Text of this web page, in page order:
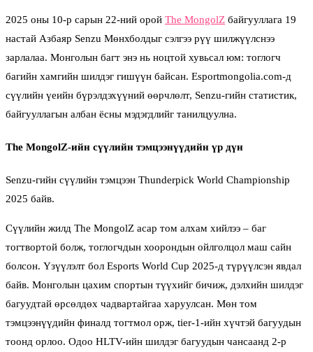
2025 оны 10-р сарын 22-ний орой The MongolZ байгууллага 19
настай Азбаяр Senzu Мөнхболдыг сэлгээ рүү шилжүүлснээ
зарлалаа. Монголын багт энэ нь ноцтой хувьсал юм: тоглогч
багийн хамгийн шилдэг гишүүн байсан. Esportmongolia.com-д
сүүлийн үеийн бүрэлдэхүүний өөрчлөлт, Senzu-гийн статистик,
байгууллагын албан ёсны мэдэгдлийг танилцуулна.
The MongolZ-ийн сүүлийн тэмцээнүүдийн үр дүн
Senzu-гийн сүүлийн тэмцээн Thunderpick World Championship
2025 байв.
Сүүлийн жилд The MongolZ асар том алхам хийлээ – баг
тогтвортой болж, тоглогчдын хоорондын ойлголцол маш сайн
болсон. Үзүүлэлт бол Esports World Cup 2025-д түрүүлсэн явдал
байв. Монголын цахим спортын түүхийг бичиж, дэлхийн шилдэг
багуудтай өрсөлдөх чадвартайгаа харуулсан. Мөн том
тэмцээнүүдийн финалд тогтмол орж, tier-1-ийн хүчтэй багуудын
тоонд орлоо. Одоо HLTV-ийн шилдэг багуудын чансаанд 2-р